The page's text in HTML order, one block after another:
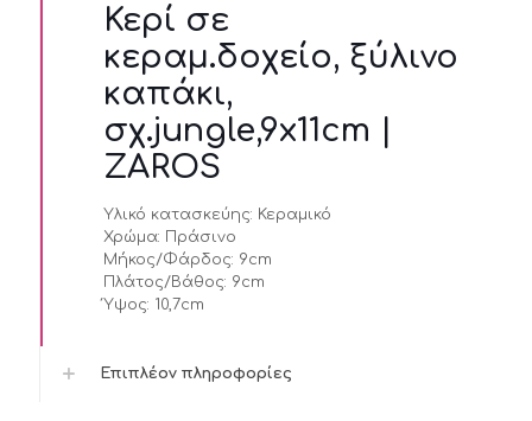
Κερί σε
κεραμ.δοχείο, ξύλινο
καπάκι,
σχ.jungle,9x11cm |
ZAROS
Υλικό κατασκεύης: Κεραμικό
Χρώμα: Πράσινο
Μήκος/Φάρδος: 9cm
Πλάτος/Βάθος: 9cm
Ύψος: 10,7cm
Επιπλέον πληροφορίες